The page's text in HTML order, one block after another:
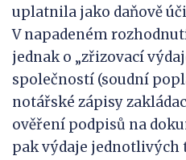
uplatnila jako daňově
V napadeném
jednak o „zřizovací
společností (soudní
notářské zápisy
ověření podpisů na
pak výdaje jednotlivých